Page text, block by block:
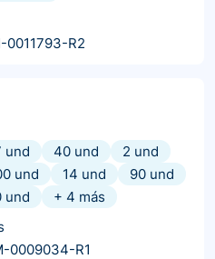
0011793-R2
und 40 und
2 und
und 14 und
90 und
und + 4 más
0009034-R1